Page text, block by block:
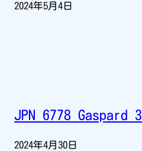
2024年5月4日
JPN 6778 Gaspard
2024年4月30日